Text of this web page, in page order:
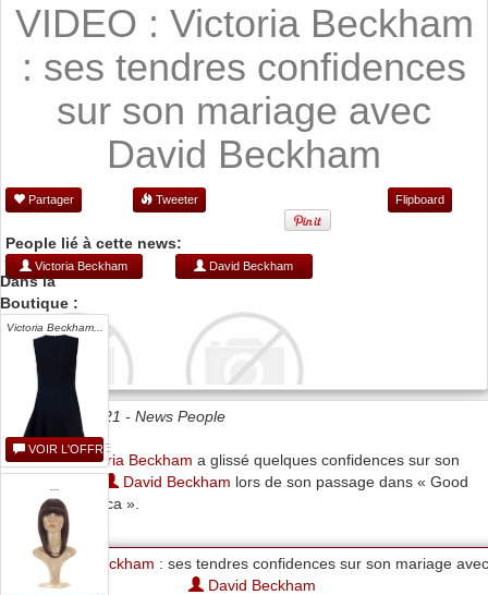
VIDEO : Victoria Beckham
: ses tendres confidences
sur son mariage avec
David Beckham
Partager Tweeter Flipboard
People lié à cette news:
Victoria Beckham David Beckham
Date 13/10/2021 - News People
Mardi, Victoria Beckham a glissé quelques confidences sur son
David Beckham lors de son passage dans « Good
Morning America ».
Victoria Beckham : ses tendres confidences sur son mariage avec
David Beckham
Dans la
Boutique :
Victoria Beckham...
VOIR L'OFFRE